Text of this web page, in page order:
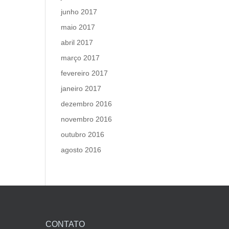
junho 2017
maio 2017
abril 2017
março 2017
fevereiro 2017
janeiro 2017
dezembro 2016
novembro 2016
outubro 2016
agosto 2016
CONTATO